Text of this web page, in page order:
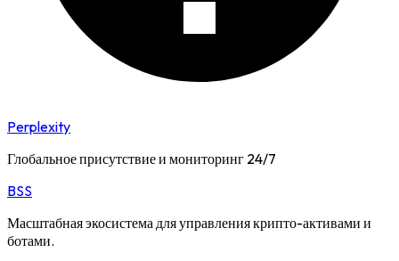
Perplexity
Глобальное присутствие и мониторинг 24/7
BSS
Масштабная экосистема для управления крипто-активами и
ботами.